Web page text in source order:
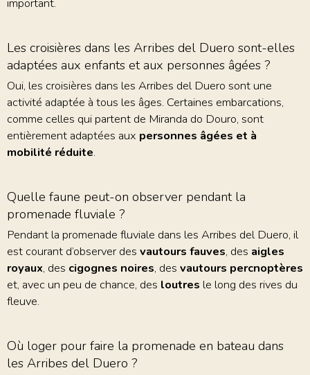
important.
Les croisières dans les Arribes del Duero sont-elles
adaptées aux enfants et aux personnes âgées ?
Oui, les croisières dans les Arribes del Duero sont une
activité adaptée à tous les âges. Certaines embarcations,
comme celles qui partent de Miranda do Douro, sont
entièrement adaptées aux personnes âgées et à
mobilité réduite.
Quelle faune peut-on observer pendant la
promenade fluviale ?
Pendant la promenade fluviale dans les Arribes del Duero, il
est courant d’observer des vautours fauves, des aigles
royaux, des cigognes noires, des vautours percnoptères
et, avec un peu de chance, des loutres le long des rives du
fleuve.
Où loger pour faire la promenade en bateau dans
les Arribes del Duero ?